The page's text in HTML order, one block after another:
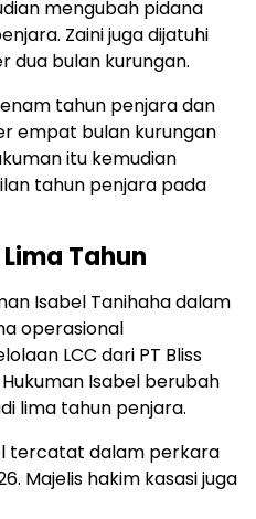
mengubah pidana
Zaini juga dijatuhi
dua bulan kurungan.
tahun penjara dan
empat bulan kurungan
itu kemudian
tahun penjara pada
Tahun
Isabel Tanihaha dalam
operasional
LCC dari PT Bliss
Isabel berubah
lima tahun penjara.
tercatat dalam perkara
Majelis hakim kasasi juga